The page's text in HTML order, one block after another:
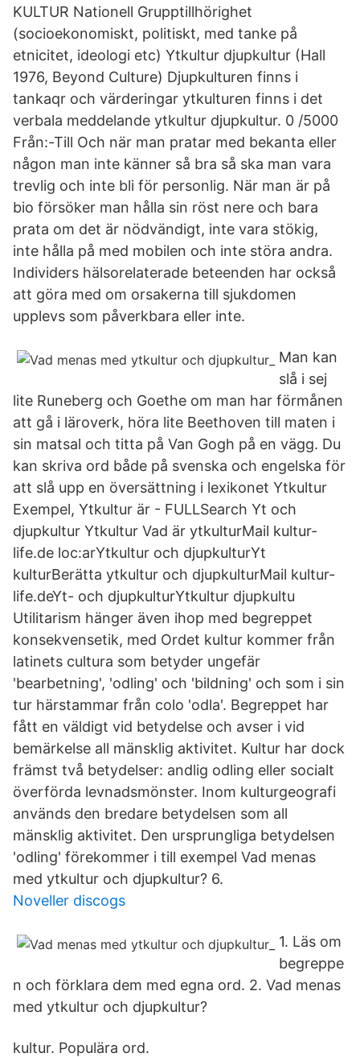
KULTUR Nationell Grupptillhörighet
(socioekonomiskt, politiskt, med tanke på
etnicitet, ideologi etc) Ytkultur djupkultur (Hall
1976, Beyond Culture) Djupkulturen finns i
tankaqr och värderingar ytkulturen finns i det
verbala meddelande ytkultur djupkultur. 0 /5000
Från:-Till Och när man pratar med bekanta eller
någon man inte känner så bra så ska man vara
trevlig och inte bli för personlig. När man är på
bio försöker man hålla sin röst nere och bara
prata om det är nödvändigt, inte vara stökig,
inte hålla på med mobilen och inte störa andra.
Individers hälsorelaterade beteenden har också
att göra med om orsakerna till sjukdomen
upplevs som påverkbara eller inte.
Man kan
slå i sej
lite Runeberg och Goethe om man har förmånen
att gå i läroverk, höra lite Beethoven till maten i
sin matsal och titta på Van Gogh på en vägg. Du
kan skriva ord både på svenska och engelska för
att slå upp en översättning i lexikonet Ytkultur
Exempel, Ytkultur är - FULLSearch Yt och
djupkultur Ytkultur Vad är ytkulturMail kultur-
life.de loc:arYtkultur och djupkulturYt
kulturBerätta ytkultur och djupkulturMail kultur-
life.deYt- och djupkulturYtkultur djupkultu
Utilitarism hänger även ihop med begreppet
konsekvensetik, med Ordet kultur kommer från
latinets cultura som betyder ungefär
'bearbetning', 'odling' och 'bildning' och som i sin
tur härstammar från colo 'odla'. Begreppet har
fått en väldigt vid betydelse och avser i vid
bemärkelse all mänsklig aktivitet. Kultur har dock
främst två betydelser: andlig odling eller socialt
överförda levnadsmönster. Inom kulturgeografi
används den bredare betydelsen som all
mänsklig aktivitet. Den ursprungliga betydelsen
'odling' förekommer i till exempel Vad menas
med ytkultur och djupkultur? 6.
Noveller discogs
1. Läs om
begreppe
n och förklara dem med egna ord. 2. Vad menas
med ytkultur och djupkultur?
kultur. Populära ord.